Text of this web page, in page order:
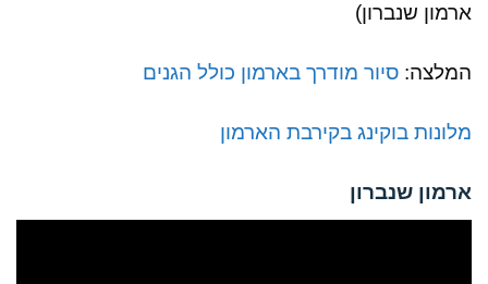
ארמון שנברון)
המלצה: סיור מודרך בארמון כולל הגנים
מלונות בוקינג בקירבת הארמון
ארמון שנברון